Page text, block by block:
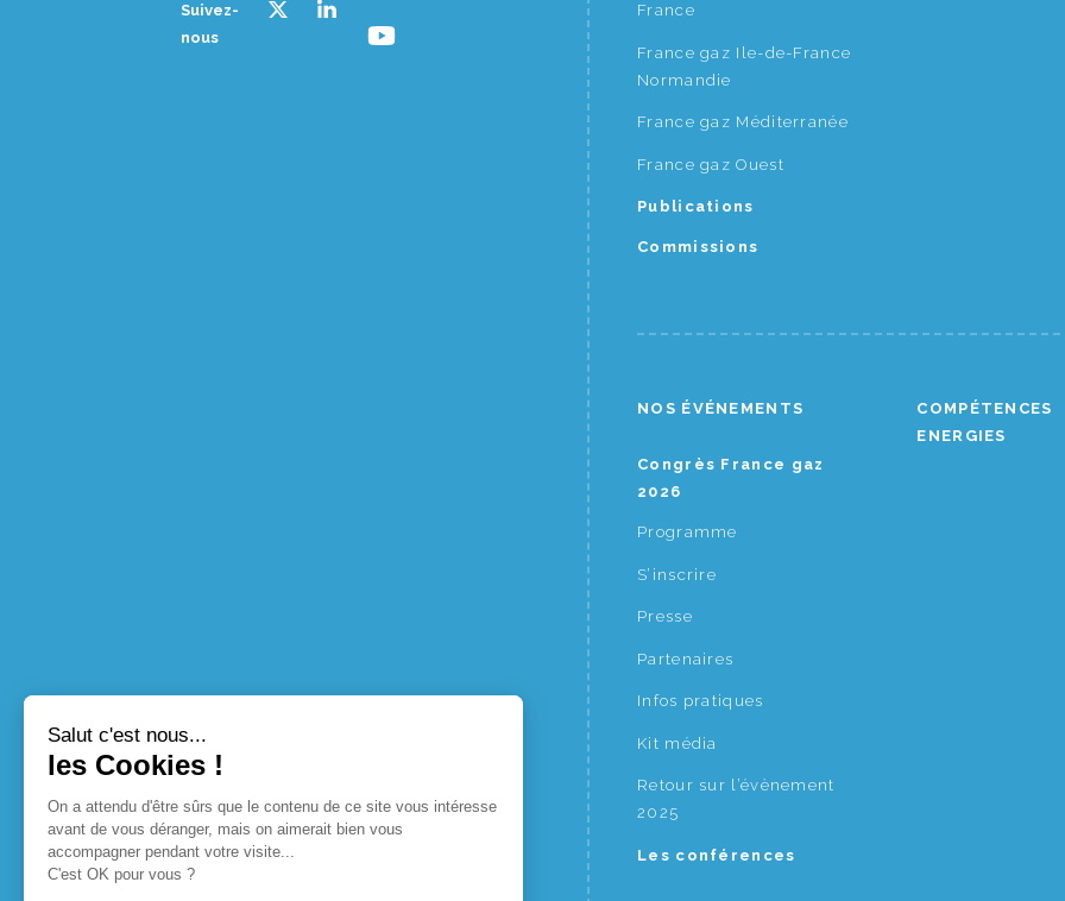
Suivez-
nous
France
France gaz Ile-de-France
Normandie
France gaz Méditerranée
France gaz Ouest
Publications
Commissions
NOS ÉVÉNEMENTS
Congrès France gaz
2026
Programme
S’inscrire
Presse
Partenaires
Infos pratiques
Kit média
Retour sur l’évènement
2025
Les conférences
COMPÉTENCES
ENERGIES
Salut c'est nous...
les Cookies !
On a attendu d'être sûrs que le contenu de ce site vous intéresse
avant de vous déranger, mais on aimerait bien vous
accompagner pendant votre visite...
C'est OK pour vous ?